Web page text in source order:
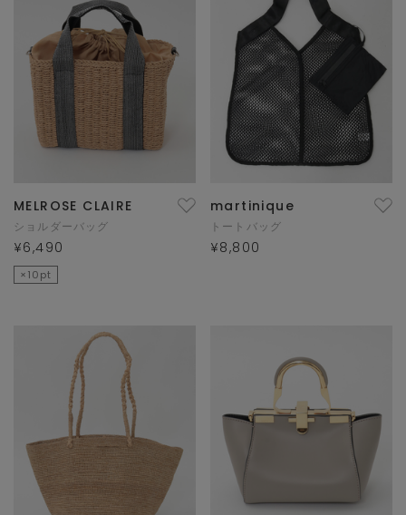
MELROSE CLAIRE
ショルダーバッグ
¥6,490
×10pt
martinique
トートバッグ
¥8,800